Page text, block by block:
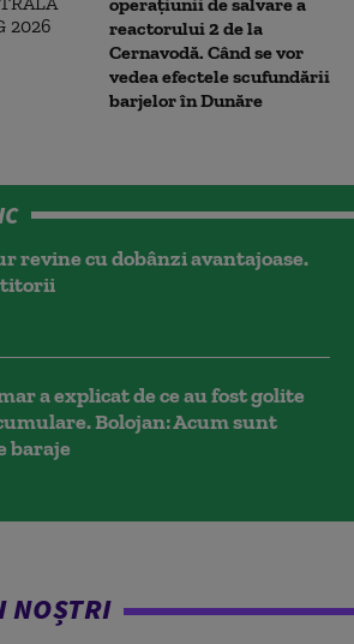
reactorului 2 de la
Cernavodă. Când se vor
vedea efectele scufundării
barjelor în Dunăre
revine cu dobânzi avantajoase.
a explicat de ce au fost golite
Bolojan: Acum sunt
baraje
NOȘTRI